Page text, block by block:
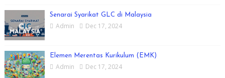
Senarai Syarikat GLC di Malaysia
Admin Dec 17, 2024
Elemen Merentas Kurikulum (EMK)
Admin Dec 17, 2024